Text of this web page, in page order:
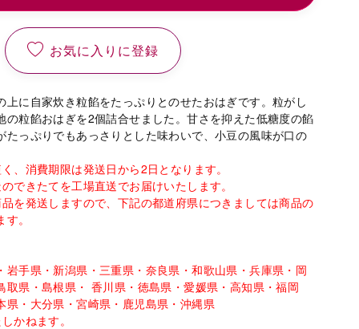
お気に入りに登録
上に自家炊き粒餡をたっぷりとのせたおはぎです。粒がし
の粒餡おはぎを2個詰合せました。甘さを抑えた低糖度の餡
たっぷりでもあっさりとした味わいで、小豆の風味が口の
、消費期限は発送日から2日となります。
できたてを工場直送でお届けいたします。
を発送しますので、下記の都道府県につきましては商品の
。
岩手県・新潟県・三重県・奈良県・和歌山県・兵庫県・岡
取県・島根県・ 香川県・徳島県・愛媛県・高知県・福岡
県・大分県・宮崎県・鹿児島県・沖縄県
かねます。